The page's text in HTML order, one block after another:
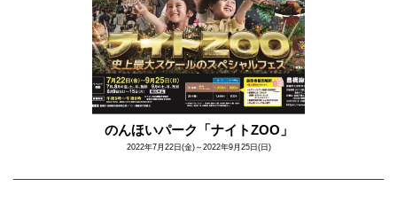
のんほいパーク「ナイトZOO」
2022年7月22日(金)～2022年9月25日(日)